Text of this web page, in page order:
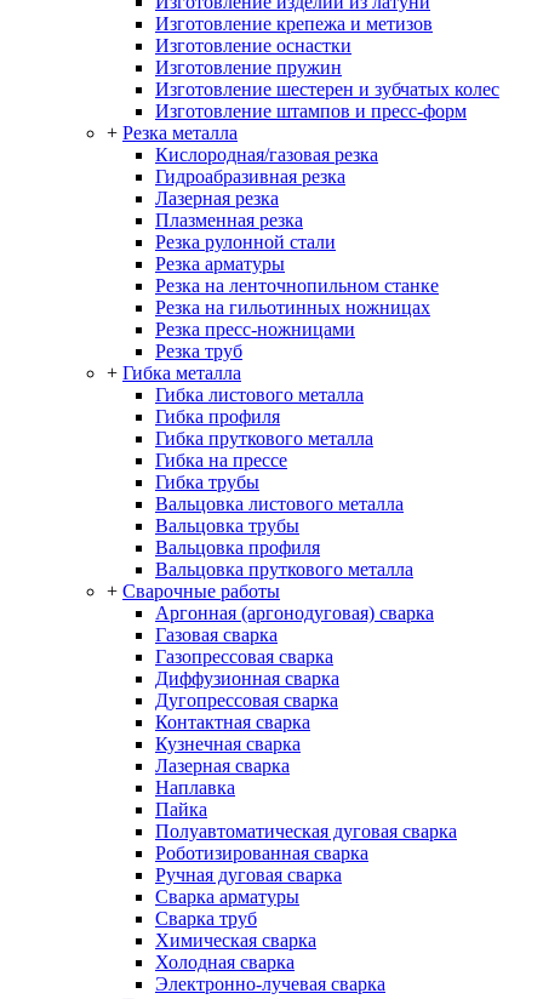
Изготовление крепежа и метизов
Изготовление оснастки
Изготовление пружин
Изготовление шестерен и зубчатых колес
Изготовление штампов и пресс-форм
+ Резка металла
Кислородная/газовая резка
Гидроабразивная резка
Лазерная резка
Плазменная резка
Резка рулонной стали
Резка арматуры
Резка на ленточнопильном станке
Резка на гильотинных ножницах
Резка пресс-ножницами
Резка труб
+ Гибка металла
Гибка листового металла
Гибка профиля
Гибка пруткового металла
Гибка на прессе
Гибка трубы
Вальцовка листового металла
Вальцовка трубы
Вальцовка профиля
Вальцовка пруткового металла
+ Сварочные работы
Аргонная (аргонодуговая) сварка
Газовая сварка
Газопрессовая сварка
Диффузионная сварка
Дугопрессовая сварка
Контактная сварка
Кузнечная сварка
Лазерная сварка
Наплавка
Пайка
Полуавтоматическая дуговая сварка
Роботизированная сварка
Ручная дуговая сварка
Сварка арматуры
Сварка труб
Химическая сварка
Холодная сварка
Электронно-лучевая сварка